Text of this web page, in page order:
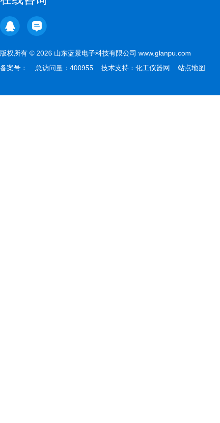
版权所有 © 2026 山东蓝景电子科技有限公司 www.glanpu.com
备案号：
总访问量：400955 技术支持： 化工仪器网 站点地图